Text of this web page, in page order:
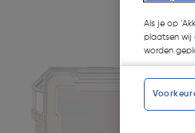
Als je op
plaatsen wij
worden